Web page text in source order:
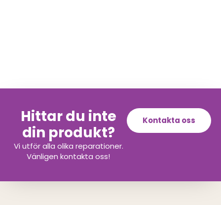
Hittar du inte
din produkt?
Vi utför alla olika reparationer.
Vänligen kontakta oss!
Kontakta oss